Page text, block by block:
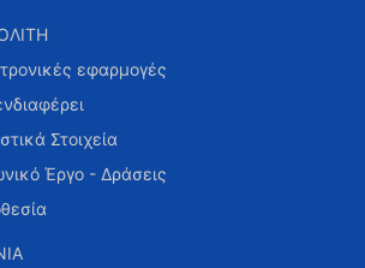
εφαρμογές
Στοιχεία
Έργο - Δράσεις